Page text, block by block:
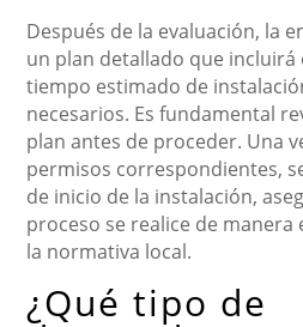
Después de la evaluación, la
un plan detallado que incluirá
tiempo estimado de
necesarios. Es fundamental
plan antes de proceder. Una
permisos correspondientes,
de inicio de la instalación,
proceso se realice de manera
la normativa local.
¿Qué tipo de